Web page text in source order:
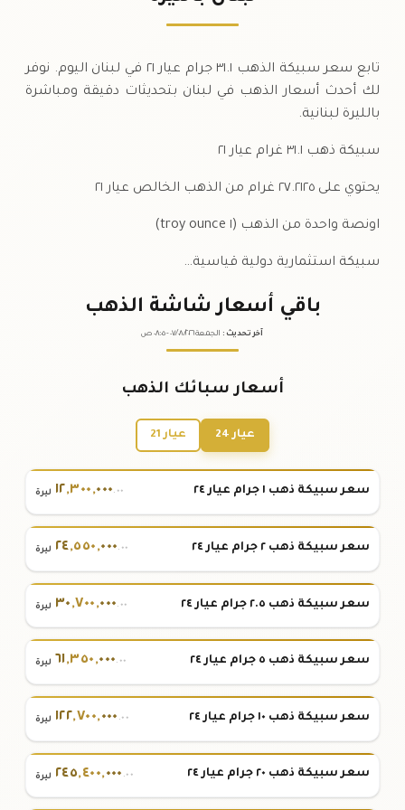
تابع سعر سبيكة الذهب ٣١.١ جرام عيار ٢١ في لبنان اليوم. نوفر
لك أحدث أسعار الذهب في لبنان بتحديثات دقيقة ومباشرة
بالليرة لبنانية.
سبيكة ذهب ٣١.١ غرام عيار ٢١
يحتوي على ٢٧.٢١٢٥ غرام من الذهب الخالص عيار ٢١
اونصة واحدة من الذهب (١ troy ounce)
سبيكة استثمارية دولية قياسية…
باقي أسعار شاشة الذهب
آخر تحديث : الجمعة ٠٧ /٠٨/٢٠٢٦ - ٠٨:٠٥ ص
أسعار سبائك الذهب
عيار 24 عيار 21
سعر سبيكة ذهب ١ جرام عيار ٢٤ ١٢ ,٣٠٠,٠٠٠.٠٠ ليرة
سعر سبيكة ذهب ٢ جرام عيار ٢٤ ٢٤,٥٥٠,٠٠٠.٠٠ ليرة
سعر سبيكة ذهب ٢.٥ جرام عيار ٢٤ ٣٠,٧٠٠,٠٠٠.٠٠ ليرة
سعر سبيكة ذهب ٥ جرام عيار ٢٤ ٦١,٣٥٠,٠٠٠.٠٠ ليرة
سعر سبيكة ذهب ١٠ جرام عيار ٢٤ ١٢٢,٧٠٠,٠٠٠ .٠٠ ليرة
سعر سبيكة ذهب ٢٠ جرام عيار ٢٤ ٢٤٥,٤٠٠,٠٠٠ .٠٠ ليرة